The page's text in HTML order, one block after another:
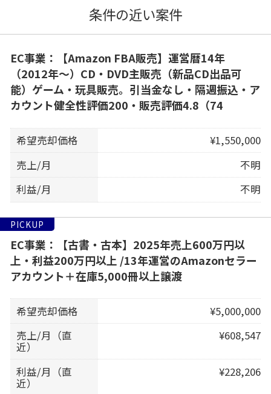
条件の近い案件
EC事業：【Amazon FBA販売】運営暦14年
（2012年〜）CD・DVD主販売（新品CD出品可
能）ゲーム・玩具販売。引当金なし・隔週振込・ア
カウント健全性評価200・販売評価4.8（74
希望売却価格
¥1,550,000
売上/月
不明
利益/月
不明
PICKUP
EC事業：【古書・古本】2025年売上600万円以
上・利益200万円以上 /13年運営のAmazonセラー
アカウント＋在庫5,000冊以上譲渡
希望売却価格
¥5,000,000
売上/月（直
近）
¥608,547
利益/月（直
近）
¥228,206